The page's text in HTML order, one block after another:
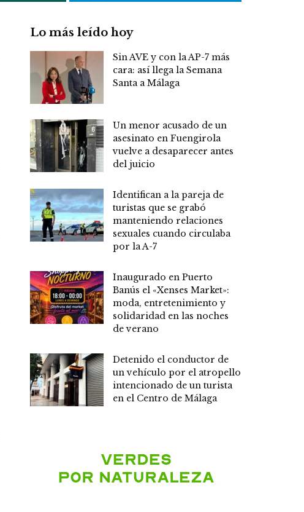
Lo más leído hoy
Sin AVE y con la AP-7 más
cara: así llega la Semana
Santa a Málaga
Un menor acusado de un
asesinato en Fuengirola
vuelve a desaparecer antes
del juicio
Identifican a la pareja de
turistas que se grabó
manteniendo relaciones
sexuales cuando circulaba
por la A-7
Inaugurado en Puerto
Banús el «Xenses Market»:
moda, entretenimiento y
solidaridad en las noches
de verano
Detenido el conductor de
un vehículo por el atropello
intencionado de un turista
en el Centro de Málaga